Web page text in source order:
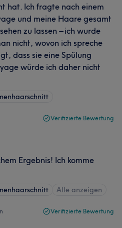
hat. Ich fragte nach einem
und meine Haare gesamt
zu lassen – ich wurde
nicht, wovon ich spreche
dass sie eine Spülung
würde ich daher nicht
Verifizierte Bewertung
Ergebnis! Ich komme
Alle anzeigen
Verifizierte Bewertung